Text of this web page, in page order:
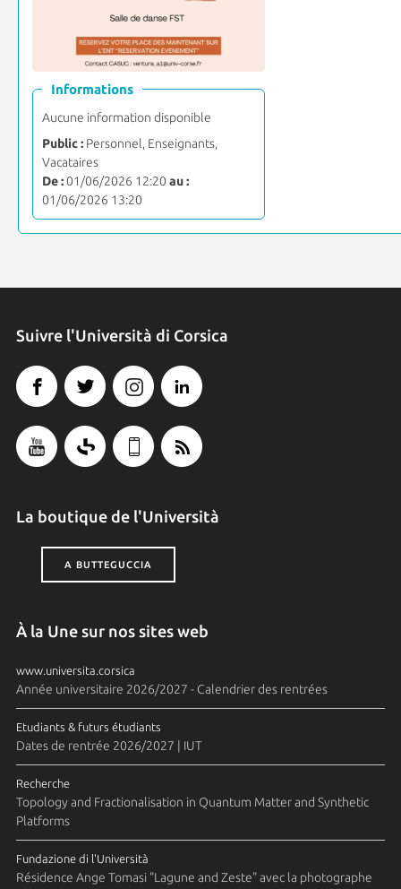
Informations
Aucune information disponible
Public :Personnel, Enseignants,
Vacataires
De :01/06/2026 12:20 au :
01/06/2026 13:20
Suivre l'Università di Corsica
La boutique de l'Università
A BUTTEGUCCIA
À la Une sur nos sites web
www.universita.corsica
Année universitaire 2026/2027 - Calendrier des rentrées
Etudiants & futurs étudiants
Dates de rentrée 2026/2027 | IUT
Recherche
Topology and Fractionalisation in Quantum Matter and Synthetic
Platforms
Fundazione di l'Università
Résidence Ange Tomasi "Lagune and Zeste" avec la photographe